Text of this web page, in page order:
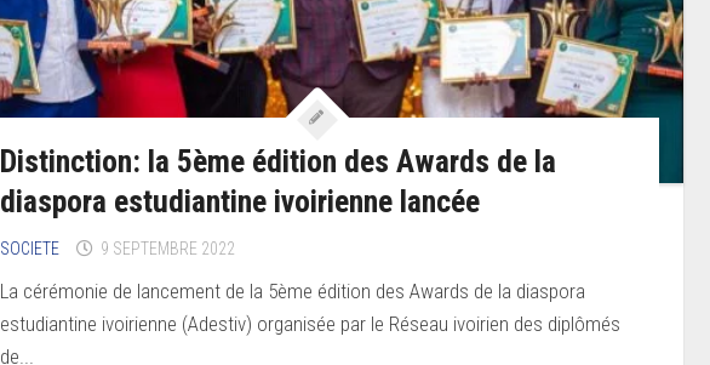
Distinction: la 5ème édition des Awards de la
diaspora estudiantine ivoirienne lancée
SOCIETE 9 SEPTEMBRE 2022
La cérémonie de lancement de la 5ème édition des Awards de la diaspora
estudiantine ivoirienne (Adestiv) organisée par le Réseau ivoirien des diplômés
de...